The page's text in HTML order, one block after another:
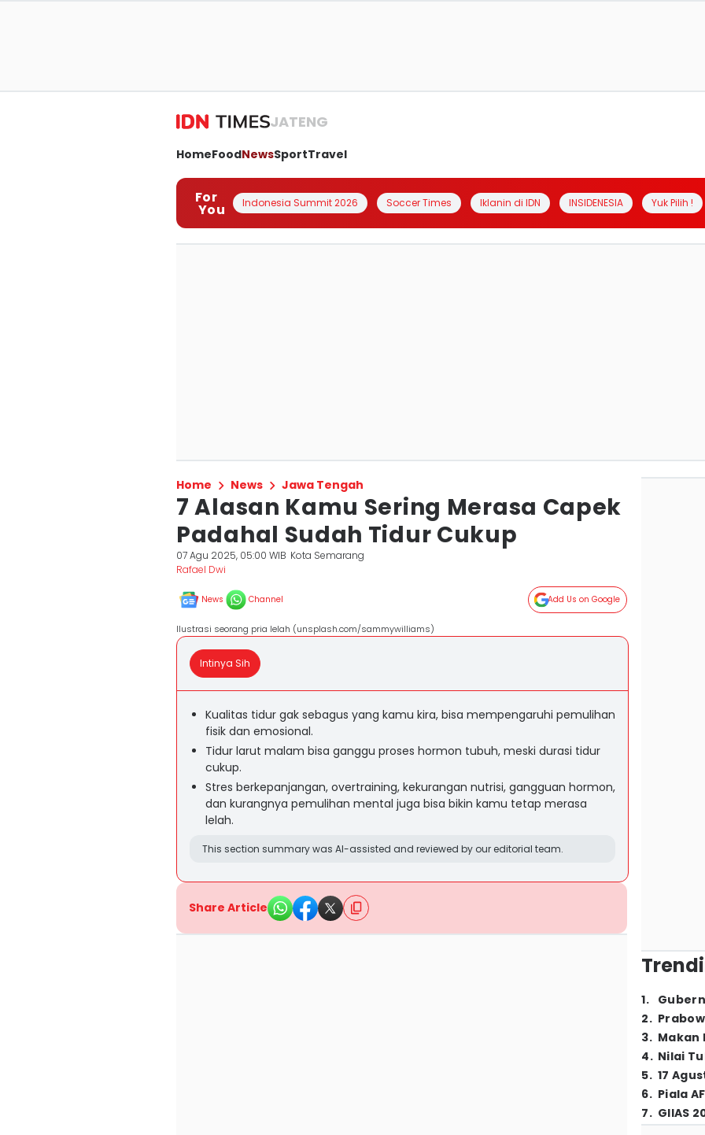
JATENG
HomeFoodNewsSportTravel
For
You Indonesia Summit 2026 Soccer Times Iklanin di IDN INSIDENESIA Yuk Pilih !
Home News Jawa Tengah
7 Alasan Kamu Sering Merasa Capek
Padahal Sudah Tidur Cukup
07 Agu 2025, 05:00 WIB Kota Semarang
Rafael Dwi
News Channel Add Us on Google
Ilustrasi seorang pria lelah (unsplash.com/sammywilliams)
Intinya Sih
Kualitas tidur gak sebagus yang kamu kira, bisa mempengaruhi pemulihan
fisik dan emosional.
Tidur larut malam bisa ganggu proses hormon tubuh, meski durasi tidur
cukup.
Stres berkepanjangan, overtraining, kekurangan nutrisi, gangguan hormon,
dan kurangnya pemulihan mental juga bisa bikin kamu tetap merasa
lelah.
This section summary was AI-assisted and reviewed by our editorial team.
Share Article
1.
2.
3. Makan
4. Nilai
5. 17
6. Piala
7. GIIAS